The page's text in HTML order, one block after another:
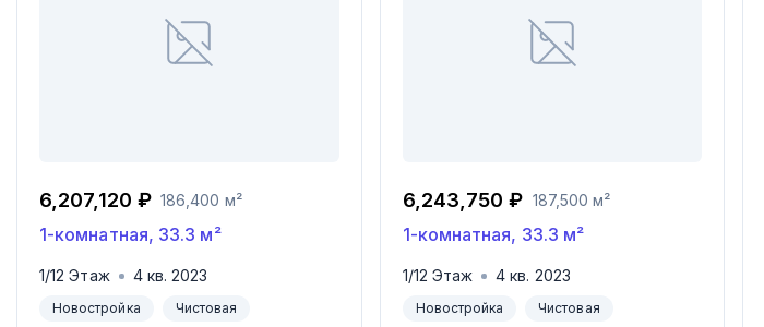
6,207,120 ₽ 186,400 м²
1-комнатная, 33.3 м²
1/12 Этаж 4кв.2023
Новостройка Чистовая
6,243,750 ₽ 187,500 м²
1-комнатная, 33.3 м²
1/12 Этаж 4 кв. 2023
Новостройка Чистовая